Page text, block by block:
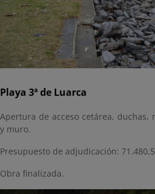
Playa 3ª de Luarca
Apertura de acceso cetárea, duchas,
y muro.
Presupuesto de adjudicación:
Obra finalizada.